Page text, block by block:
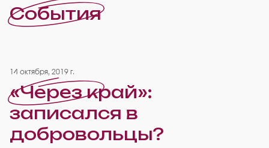
События
14 октября, 2019 г.
«Через край»:
записался в
добровольцы?